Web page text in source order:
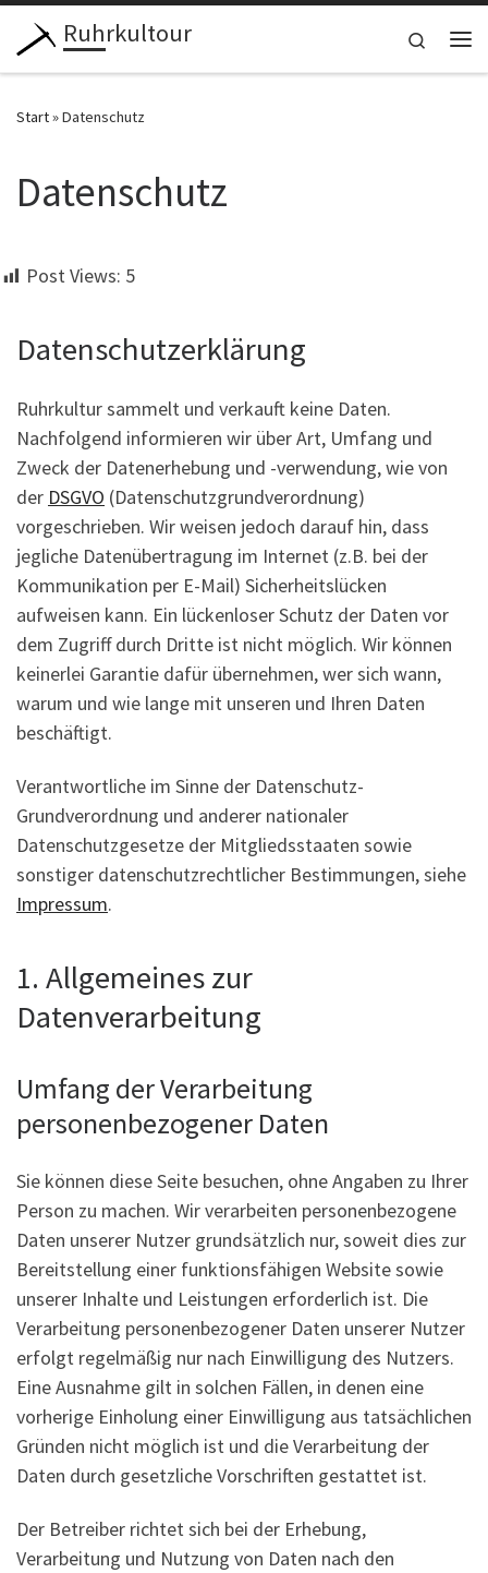
Zum Inhalt springen
Ruhrkultour
Search
Start»Datenschutz
Datenschutz
Post Views: 5
Datenschutzerklärung
Ruhrkultur sammelt und verkauft keine Daten.
Nachfolgend informieren wir über Art, Umfang und
Zweck der Datenerhebung und -verwendung, wie von
der DSGVO (Datenschutzgrundverordnung)
vorgeschrieben. Wir weisen jedoch darauf hin, dass
jegliche Datenübertragung im Internet (z.B. bei der
Kommunikation per E-Mail) Sicherheitslücken
aufweisen kann. Ein lückenloser Schutz der Daten vor
dem Zugriff durch Dritte ist nicht möglich. Wir können
keinerlei Garantie dafür übernehmen, wer sich wann,
warum und wie lange mit unseren und Ihren Daten
beschäftigt.
Verantwortliche im Sinne der Datenschutz-
Grundverordnung und anderer nationaler
Datenschutzgesetze der Mitgliedsstaaten sowie
sonstiger datenschutzrechtlicher Bestimmungen, siehe
Impressum.
1. Allgemeines zur
Datenverarbeitung
Umfang der Verarbeitung
personenbezogener Daten
Sie können diese Seite besuchen, ohne Angaben zu Ihrer
Person zu machen. Wir verarbeiten personenbezogene
Daten unserer Nutzer grundsätzlich nur, soweit dies zur
Bereitstellung einer funktionsfähigen Website sowie
unserer Inhalte und Leistungen erforderlich ist. Die
Verarbeitung personenbezogener Daten unserer Nutzer
erfolgt regelmäßig nur nach Einwilligung des Nutzers.
Eine Ausnahme gilt in solchen Fällen, in denen eine
vorherige Einholung einer Einwilligung aus tatsächlichen
Gründen nicht möglich ist und die Verarbeitung der
Daten durch gesetzliche Vorschriften gestattet ist.
Der Betreiber richtet sich bei der Erhebung,
Verarbeitung und Nutzung von Daten nach den